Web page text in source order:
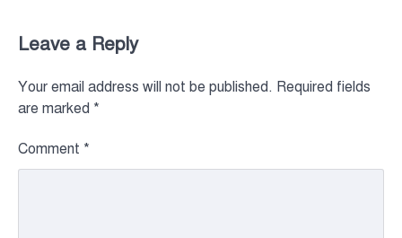
Leave a Reply
Your email address will not be published. Required fields
are marked *
Comment *